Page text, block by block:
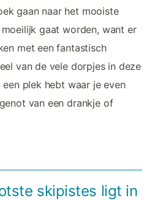
gaan naar het mooiste
gaat worden, want er
met een fantastisch
van de vele dorpjes in deze
plek hebt waar je even
van een drankje of
skipistes ligt in